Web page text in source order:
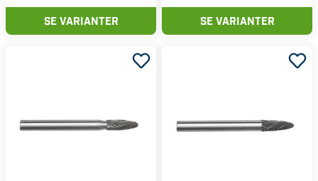
SE VARIANTER SE VARIANTER